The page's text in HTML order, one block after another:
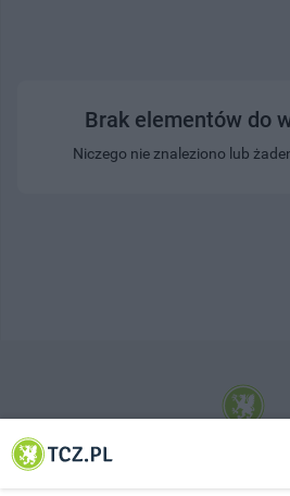
Brak elementów do
Niczego nie znaleziono lub
© 2001-2026 Tczew - TCZ.PL Sp. z o.o.